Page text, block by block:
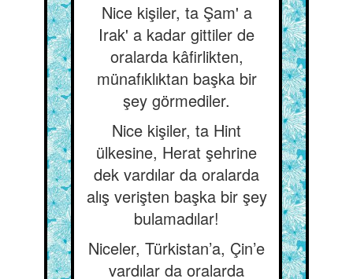
Nice kişiler, ta Şam' a
Irak' a kadar gittiler de
oralarda kâfirlikten,
münafıklıktan başka bir
şey görmediler.
Nice kişiler, ta Hint
ülkesine, Herat şehrine
dek vardılar da oralarda
alış verişten başka bir şey
bulamadılar!
Niceler, Türkistan’a, Çin’e
vardılar da oralarda